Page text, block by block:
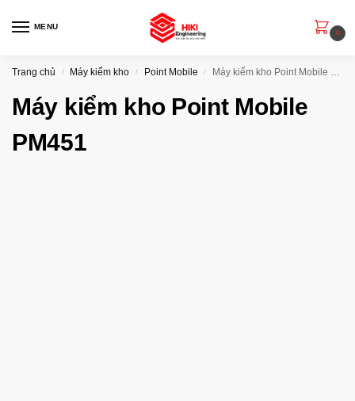
MENU
0
Trang chủ / Máy kiểm kho / Point Mobile / Máy kiểm kho Point Mobile PM451
Máy kiểm kho Point Mobile
PM451